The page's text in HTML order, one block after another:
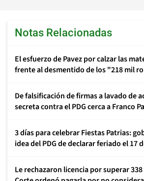
Notas Relacionadas
El esfuerzo de Pavez por calzar las
frente al desmentido de los "218 mil
De falsificación de firmas a lavado de
secreta contra el PDG cerca a Franco
3 días para celebrar Fiestas Patrias:
idea del PDG de declarar feriado el 17
Le rechazaron licencia por superar